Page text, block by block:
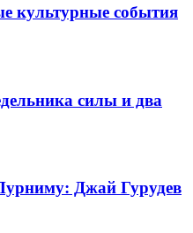
культурные события
силы и два
Джай Гурудев